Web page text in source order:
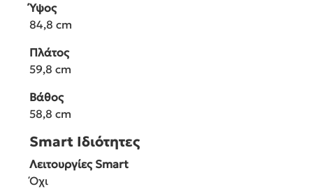
Ύψος
84,8 cm
Πλάτος
59,8 cm
Βάθος
58,8 cm
Smart Ιδιότητες
Λειτουργίες Smart
Όχι